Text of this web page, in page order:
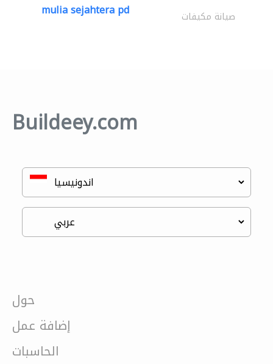
mulia sejahtera pd صيانة مكيفات
Buildeey.com
حول
إضافة عمل
الحاسبات